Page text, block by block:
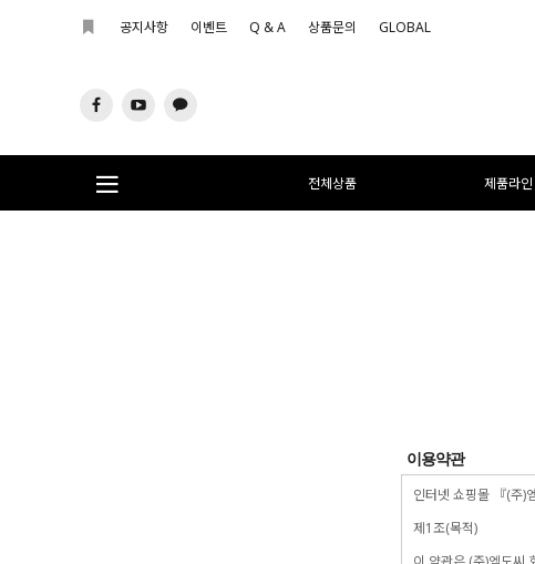
공지사항 이벤트 Q & A 상품문의 GLOBAL
전체상품 제품라인
이용약관